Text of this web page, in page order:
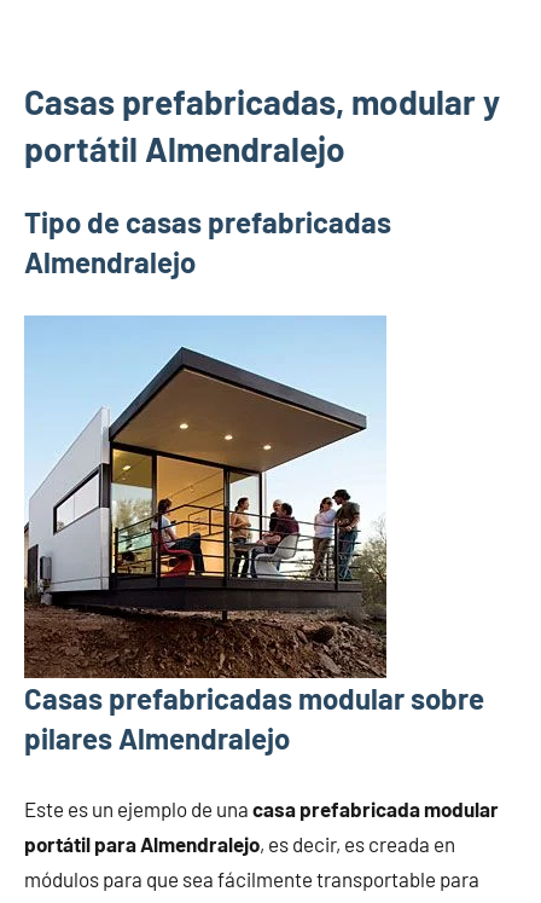
Casas prefabricadas, modular y
portátil Almendralejo
Tipo de casas prefabricadas
Almendralejo
Casas prefabricadas modular sobre
pilares Almendralejo
Este es un ejemplo de una casa prefabricada modular
portátil para Almendralejo, es decir, es creada en
módulos para que sea fácilmente transportable para